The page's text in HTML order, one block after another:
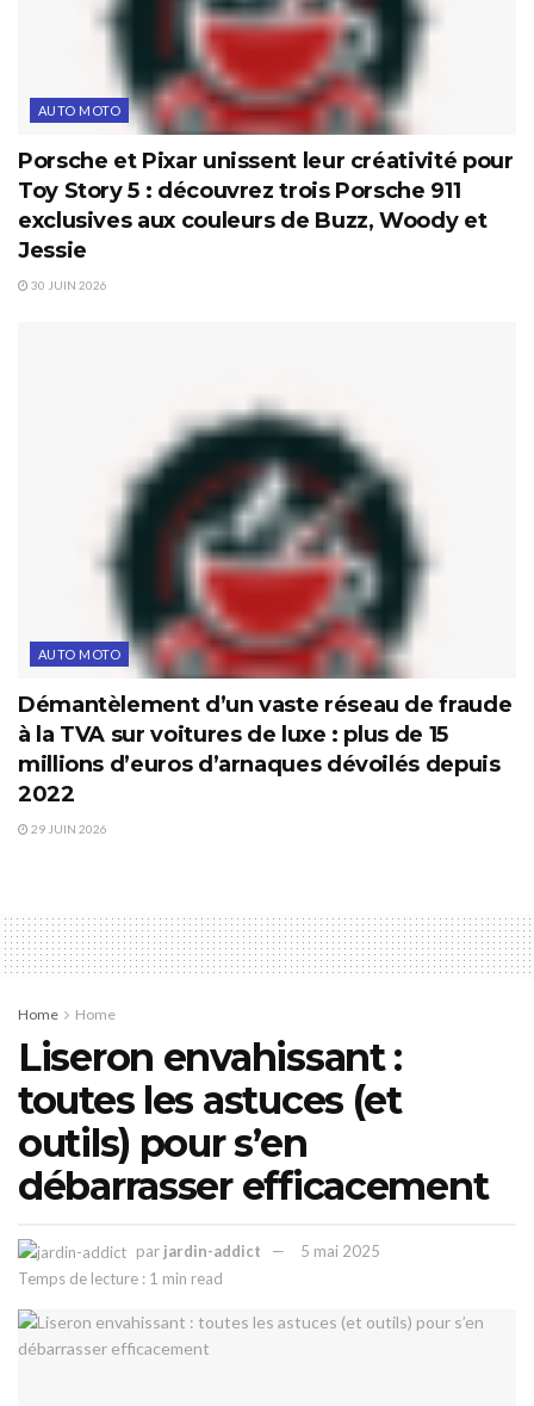
AUTO MOTO
Porsche et Pixar unissent leur créativité pour
Toy Story 5 : découvrez trois Porsche 911
exclusives aux couleurs de Buzz, Woody et
Jessie
30 JUIN 2026
AUTO MOTO
Démantèlement d’un vaste réseau de fraude
à la TVA sur voitures de luxe : plus de 15
millions d’euros d’arnaques dévoilés depuis
2022
29 JUIN 2026
Home Home
Liseron envahissant :
toutes les astuces (et
outils) pour s’en
débarrasser efficacement
par jardin-addict
5 mai 2025
Temps de lecture : 1 min read